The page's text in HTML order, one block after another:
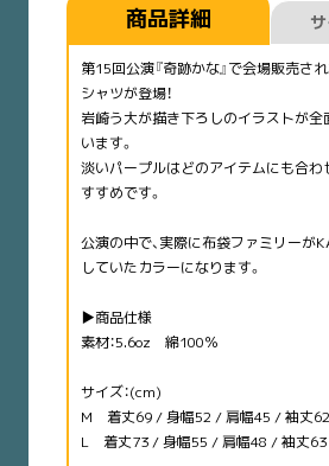
商品詳細
第15回公演『奇跡かな』で会場販売さ
シャツが登場！
岩崎う大が描き下ろしのイラストが全
います。
淡いパープルはどのアイテムにも合わ
すすめです。
公演の中で、実際に布袋ファミリーが
していたカラーになります。
▶︎商品仕様
素材：5.6oz 綿100％
サイズ：(cm)
M 着丈69 / 身幅52 / 肩幅45 / 袖丈62
L 着丈73 / 身幅55 / 肩幅48 / 袖丈63